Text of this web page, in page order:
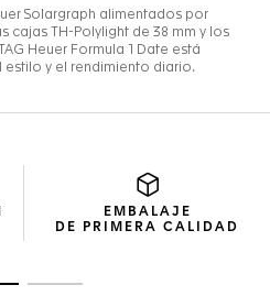
EMBALAJE
DE PRIMERA CALIDAD